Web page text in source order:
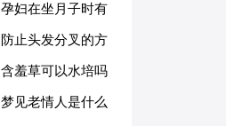
远？
【5篇】
孕妇在坐月子时有
哪些食物最好不要
吃
防止头发分叉的方
法
含羞草可以水培吗
梦见老情人是什么